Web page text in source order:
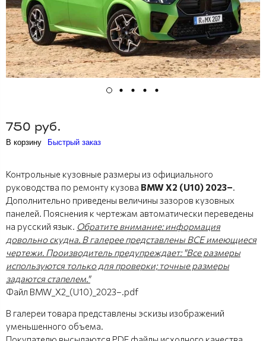
750 руб.
В корзину Быстрый заказ
Контрольные кузовные размеры из официального
руководства по ремонту кузова BMW X2 (U10) 2023–.
Дополнительно приведены величины зазоров кузовных
панелей. Пояснения к чертежам автоматически переведены
на русский язык. Обратите внимание: информация
довольно скудна. В галерее представлены ВСЕ имеющиеся
чертежи. Производитель предупреждает: "Все размеры
используются только для проверки; точные размеры
задаются стапелем."
Файл BMW_X2_(U10)_2023–.pdf
В галереи товара представлены эскизы изображений
уменьшенного объема.